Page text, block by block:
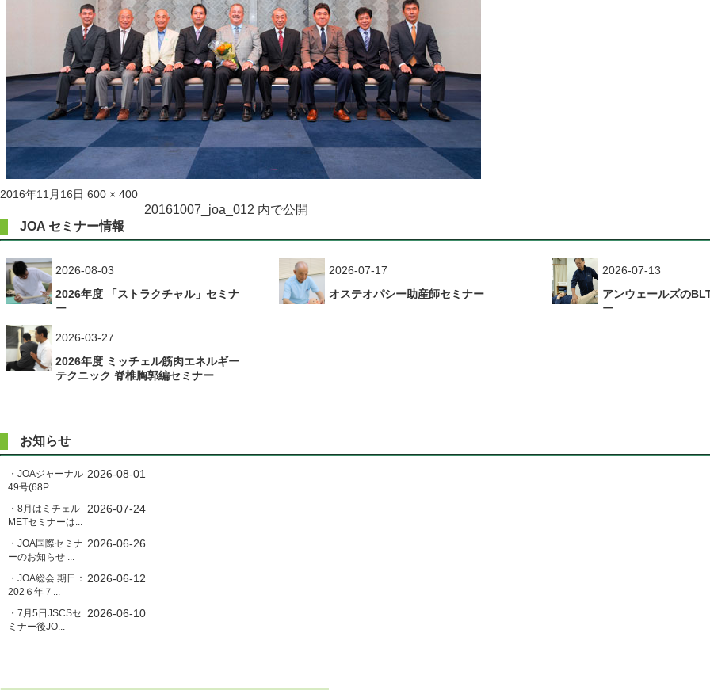
投
2016年11月16日 フ
サ
イ
600 × 400
投
稿
ゲ
ョ
20161007_joa_012 内で公開
JOA セミナー情報
2026-08-03
2026年度 「ストラクチャル」セミナ
ー
2026-07-17
オステオパシー助産師セミナー
2026-07-13
アンウェールズの
ー
2026-03-27
2026年度 ミッチェル筋肉エネルギー
テクニック 脊椎胸郭編セミナー
お知らせ
・JOAジャーナル
49号(68P...
2026-08-01
・8月はミチェル
METセミナーは...
2026-07-24
・JOA国際セミナ
ーのお知らせ ...
2026-06-26
・JOA総会 期日：
202６年７...
2026-06-12
・7月5日JSCSセ
ミナー後JO...
2026-06-10